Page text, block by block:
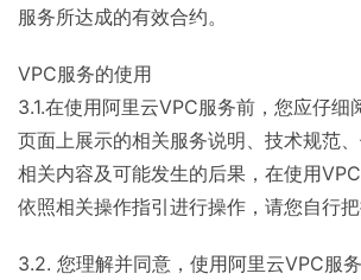
服务所达成的有效合约。
VPC服务的使用
3.1.在使用阿里云VPC服务前，您应仔细
页面上展示的相关服务说明、技术规范
相关内容及可能发生的后果，在使用
依照相关操作指引进行操作，请您自行把
3.2. 您理解并同意，使用阿里云VPC服